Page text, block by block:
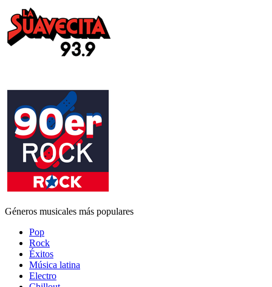
Géneros musicales más populares
Pop
Rock
Éxitos
Música latina
Electro